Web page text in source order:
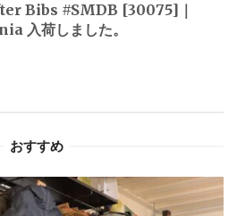
Bibs #SMDB [30075]｜
入荷しました。
おすすめ